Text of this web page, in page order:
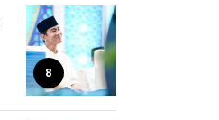
8